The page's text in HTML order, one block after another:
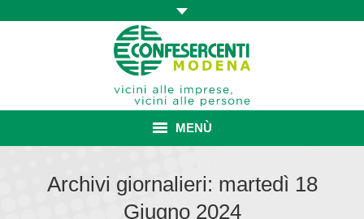
MENÙ
ASSOCIAZIONE
Archivi giornalieri: martedì 18
Giugno 2024